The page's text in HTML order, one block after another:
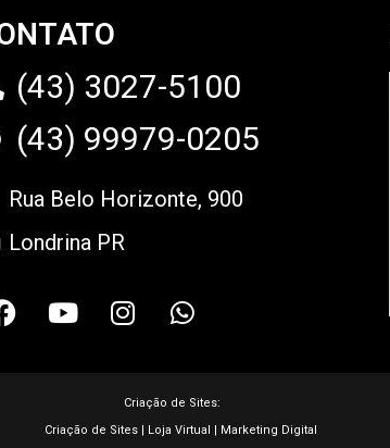
(43) 3027-5100
(43) 99979-0205
Rua Belo Horizonte, 900
Londrina PR
Criação de Sites:
Terças e Quintasdas 16:15 às 17:05!